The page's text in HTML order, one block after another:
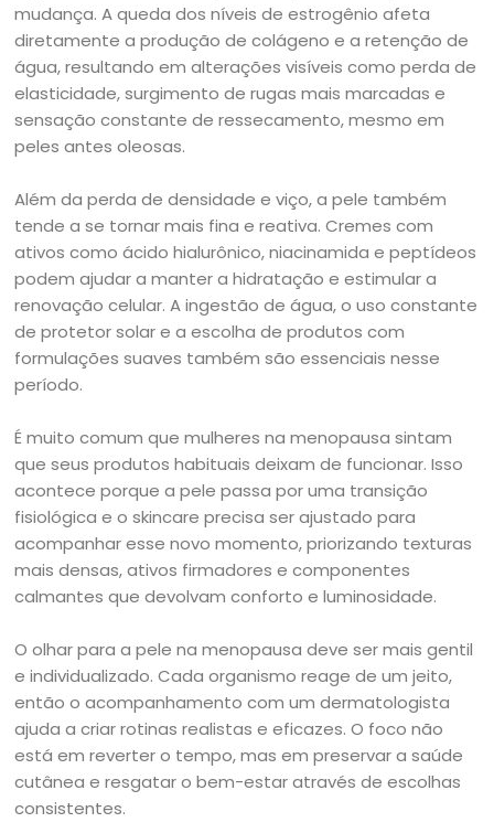
mudança. A queda dos níveis de estrogênio afeta
diretamente a produção de colágeno e a retenção de
água, resultando em alterações visíveis como perda de
elasticidade, surgimento de rugas mais marcadas e
sensação constante de ressecamento, mesmo em
peles antes oleosas.
Além da perda de densidade e viço, a pele também
tende a se tornar mais fina e reativa. Cremes com
ativos como ácido hialurônico, niacinamida e peptídeos
podem ajudar a manter a hidratação e estimular a
renovação celular. A ingestão de água, o uso constante
de protetor solar e a escolha de produtos com
formulações suaves também são essenciais nesse
período.
É muito comum que mulheres na menopausa sintam
que seus produtos habituais deixam de funcionar. Isso
acontece porque a pele passa por uma transição
fisiológica e o skincare precisa ser ajustado para
acompanhar esse novo momento, priorizando texturas
mais densas, ativos firmadores e componentes
calmantes que devolvam conforto e luminosidade.
O olhar para a pele na menopausa deve ser mais gentil
e individualizado. Cada organismo reage de um jeito,
então o acompanhamento com um dermatologista
ajuda a criar rotinas realistas e eficazes. O foco não
está em reverter o tempo, mas em preservar a saúde
cutânea e resgatar o bem-estar através de escolhas
consistentes.